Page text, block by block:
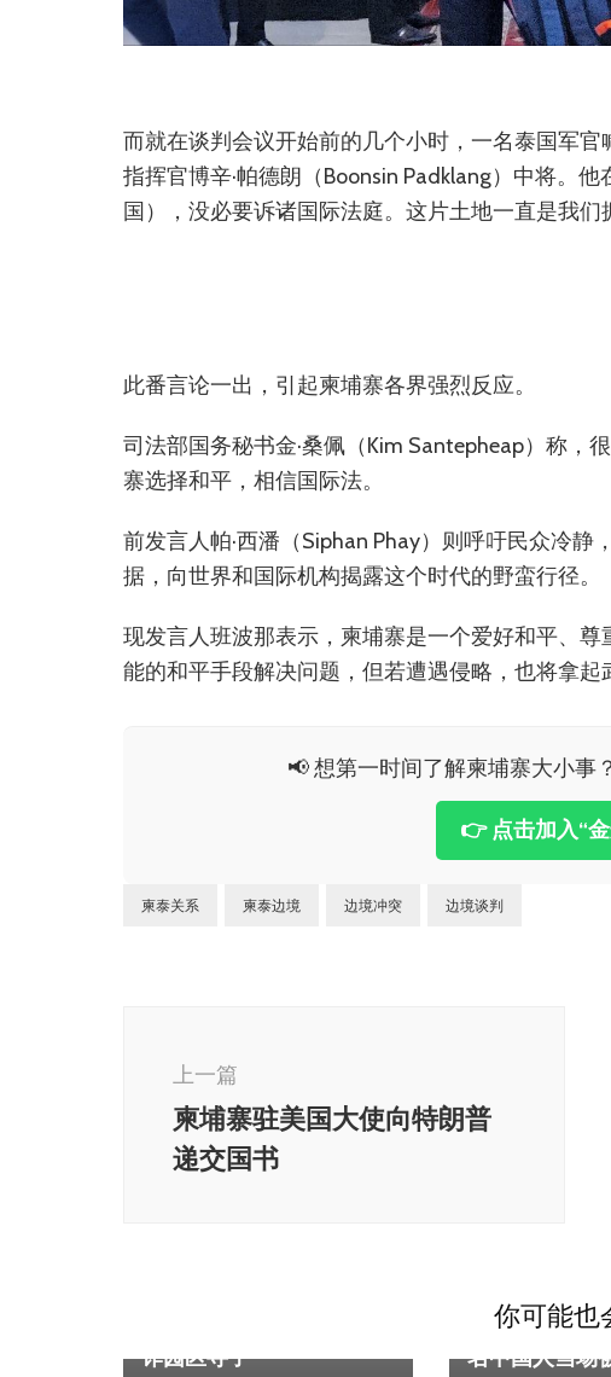
而就在谈判会议开始前的几个小时，一名泰国军
指挥官博辛·帕德朗（Boonsin Padklang）中将。
国），没必要诉诸国际法庭。这片土地一直是我
此番言论一出，引起柬埔寨各界强烈反应。
司法部国务秘书金·桑佩（Kim Santepheap）称，
寨选择和平，相信国际法。
前发言人帕·西潘（Siphan Phay）则呼吁民众冷
据，向世界和国际机构揭露这个时代的野蛮行径。
现发言人班波那表示，柬埔寨是一个爱好和平、
能的和平手段解决问题，但若遭遇侵略，也将拿起
📢 想第一时间了解柬埔寨大小事
👉 点击加入“
柬泰关系 柬泰边境 边境冲突 边境谈判
上一篇
柬埔寨驻美国大使向特朗普
递交国书
你可能也
诈园区寻子
柬埔寨
在仓库里搞电
名中国人当场